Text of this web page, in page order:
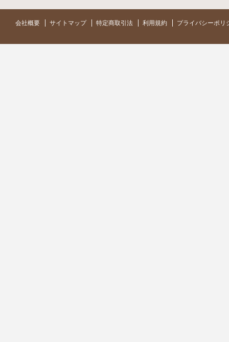
会社概要 サイトマップ 特定商取引法 利用規約 プライバシーポリ